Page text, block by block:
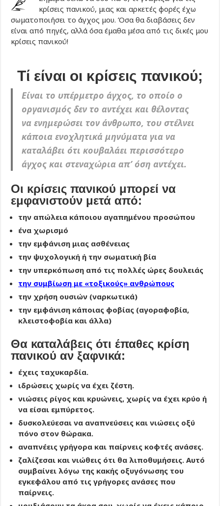
κρίσεις πανικού, μιας και αρκετές φορές έχω
σωματοποιήσει το άγχος μου. Όσα θα διαβάσεις δεν
είναι από πηγές, αλλά όσα έμαθα μέσα από τις δικές μου
κρίσεις πανικού!
Τί είναι οι κρίσεις πανικού;
Είναι το υπέρμετρο άγχος, το οποίο ο
οργανισμός δεν το αντέχει και θέλοντας
να ενημερώσει τον άνθρωπο, του στέλνει
κάποια ενοχλητικά μηνύματα για να
καταλάβει ότι κουβαλάει περισσότερο
άγχος και στεναχώρια απ’ όση αντέχει.
Οι κρίσεις πανικού μπορεί να
εμφανιστούν μετά από:
την απώλεια κάποιου αγαπημένου προσώπου
ένα χωρισμό
την εμφάνιση μιας ασθένειας
την ψυχολογική ή την σωματική βία
την υπερκόπωση από τις πολλές ώρες δουλειάς
την συμβίωση με «τοξικούς» ανθρώπους
την χρήση ουσιών (ναρκωτικά)
την εμφάνιση κάποιας φοβίας (αγοραφοβία,
κλειστοφοβία και άλλα)
Θα καταλάβεις ότι έπαθες κρίση
πανικού αν ξαφνικά:
έχεις ταχυκαρδία.
ιδρώσεις χωρίς να έχει ζέστη.
νιώσεις ρίγος και κρυώνεις, χωρίς να έχει κρύο ή
να είσαι εμπύρετος.
δυσκολεύεσαι να αναπνεύσεις και νιώσεις οξύ
πόνο στον θώρακα.
αναπνέεις γρήγορα και παίρνεις κοφτές ανάσες.
ζαλίζεσαι και νιώθεις ότι θα λιποθυμήσεις. Αυτό
συμβαίνει λόγω της κακής οξυγόνωσης του
εγκεφάλου από τις γρήγορες ανάσες που
παίρνεις.